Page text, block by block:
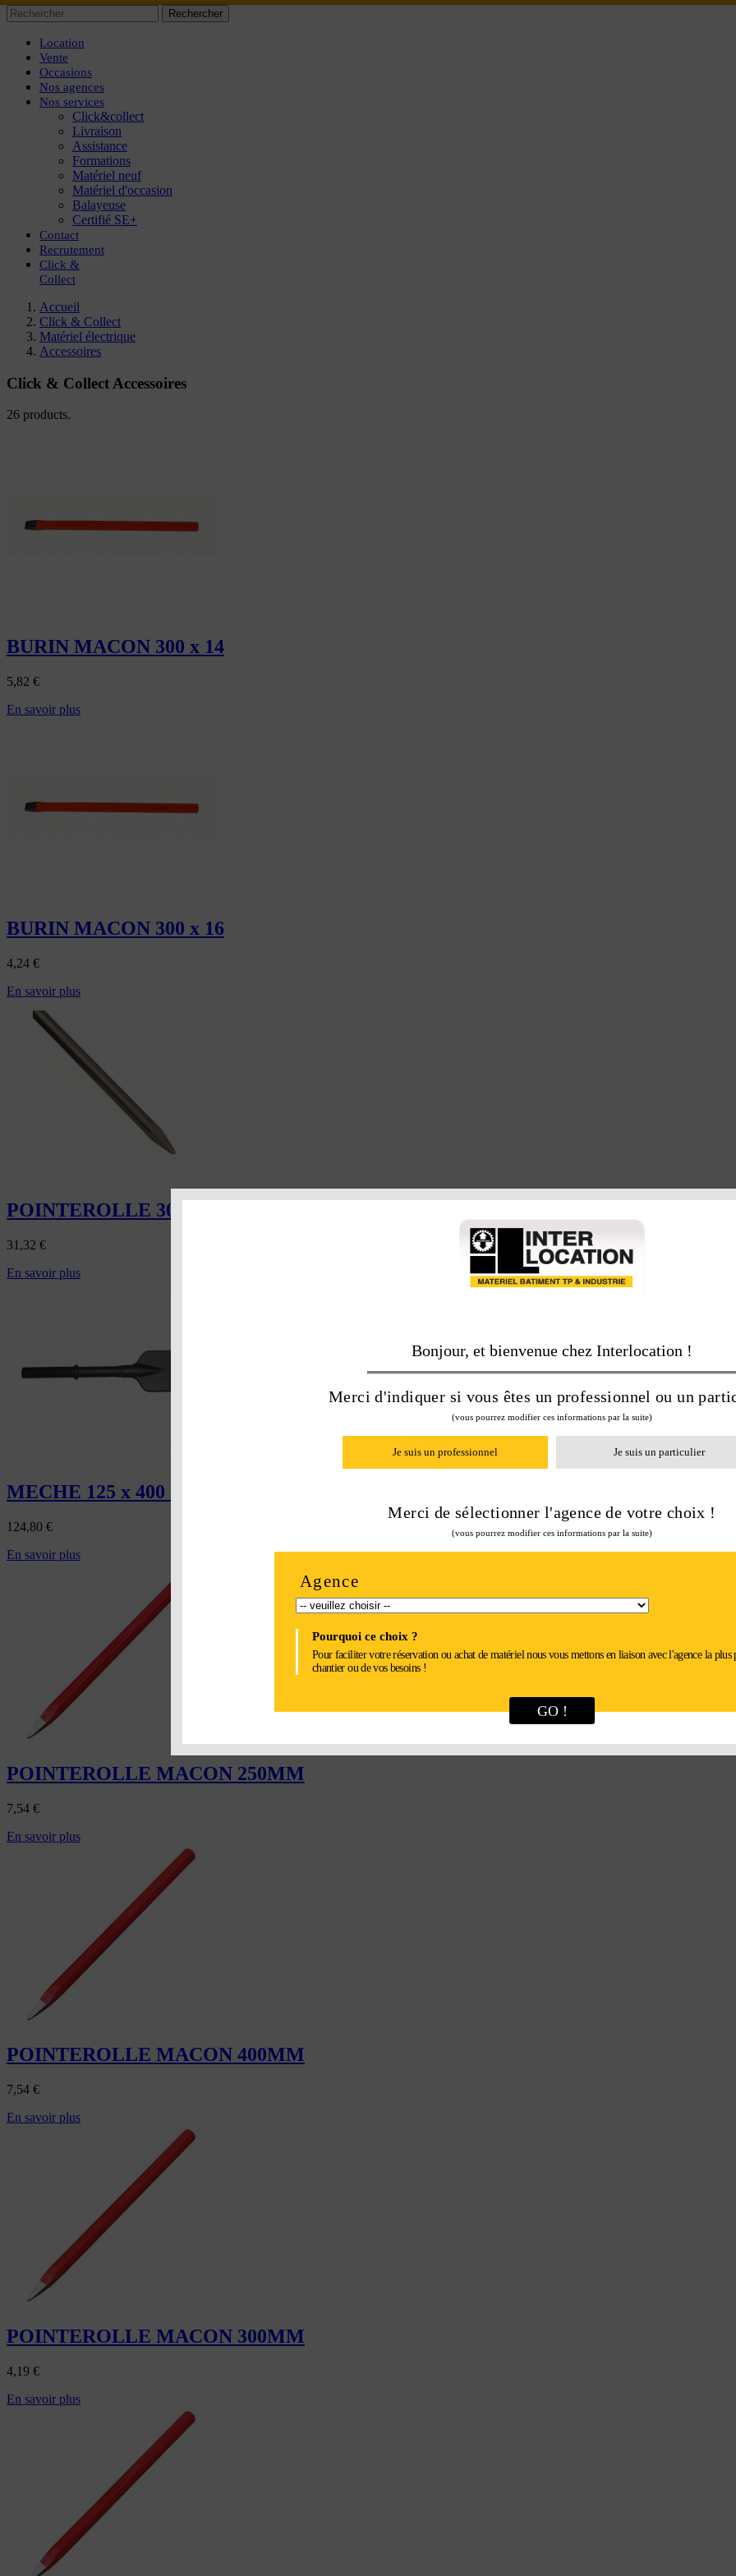
Bonjour, et bienvenue chez Interlocation !
Merci d'indiquer si vous êtes un professionnel ou un
(vous pourrez modifier ces informations par la suite)
Je suis un professionnel Je suis un particulier
Merci de sélectionner l'agence de votre choix !
(vous pourrez modifier ces informations par la suite)
Agence
Pourquoi ce choix ?
Pour faciliter votre réservation ou achat de matériel nous vous mettons en liaison avec l'agence la plus
chantier ou de vos besoins !
GO !
Rechercher
Location
Vente
Occasions
Nos agences
Nos services
Click&collect
Livraison
Assistance
Formations
Matériel neuf
Matériel d'occasion
Balayeuse
Certifié SE+
Contact
Recrutement
Click &
Collect
Accueil
Click & Collect
Matériel électrique
Accessoires
Click & Collect Accessoires
26 products.
BURIN MACON 300 x 14
5,82 €
En savoir plus
BURIN MACON 300 x 16
4,24 €
En savoir plus
POINTEROLLE 300 MM 19 x 50
31,32 €
En savoir plus
MECHE 125 x 400 MM
124,80 €
En savoir plus
POINTEROLLE MACON 250MM
7,54 €
En savoir plus
POINTEROLLE MACON 400MM
7,54 €
En savoir plus
POINTEROLLE MACON 300MM
4,19 €
En savoir plus